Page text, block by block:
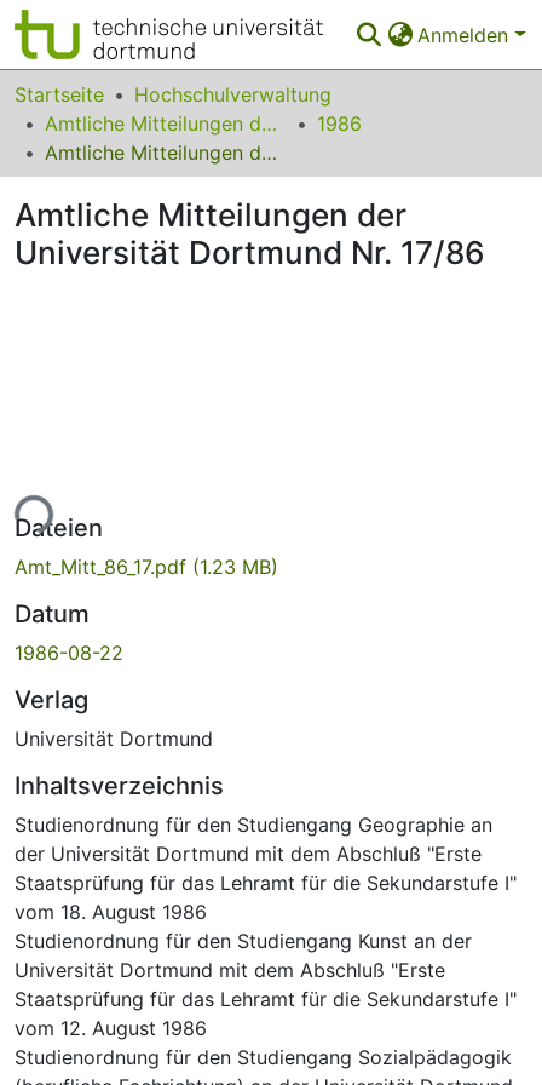
Anmelden
Bereiche & Sammlungen
Das gesamte Repositorium
FAQ
Startseite
Hochschulverwaltung
Amtliche Mitteilungen der Technischen Universität Dortmund
1986
Amtliche Mitteilungen der Universität Dortmund Nr. 17/86
Amtliche Mitteilungen der
Universität Dortmund Nr. 17/86
Dateien
Amt_Mitt_86_17.pdf (1.23 MB)
Datum
1986-08-22
Verlag
Universität Dortmund
Inhaltsverzeichnis
Studienordnung für den Studiengang Geographie an
der Universität Dortmund mit dem Abschluß "Erste
Staatsprüfung für das Lehramt für die Sekundarstufe I"
vom 18. August 1986
Studienordnung für den Studiengang Kunst an der
Universität Dortmund mit dem Abschluß "Erste
Staatsprüfung für das Lehramt für die Sekundarstufe I"
vom 12. August 1986
Studienordnung für den Studiengang Sozialpädagogik